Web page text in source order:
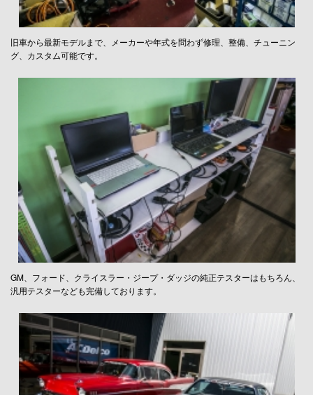
旧車から最新モデルまで、メーカーや年式を問わず修理、整備、チューニン
グ、カスタム可能です。
GM、フォード、クライスラー・ジープ・ダッジの純正テスターはもちろん、
汎用テスターなども完備しております。